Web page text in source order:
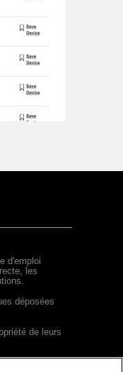
d'emploi
les
déposées
de leurs